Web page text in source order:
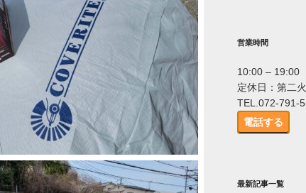
営業時間
10:00 – 19:00
定休日：第二
TEL.072-791-
電話する
最新記事一覧